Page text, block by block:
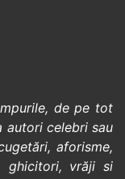
de pe tot
autori celebrisau
,aforisme,
ghicitori, vrăji si